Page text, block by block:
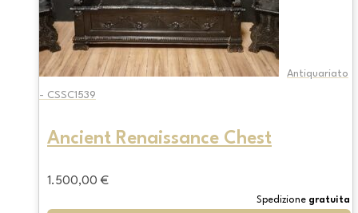
Antiquariato
- CSSC1539
Ancient Renaissance Chest
1.500,00 €
Spedizione gratuita